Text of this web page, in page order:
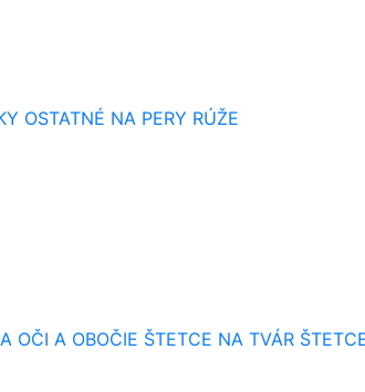
OSTATNÉ NA PERY RÚŽE
OČI A OBOČIE ŠTETCE NA TVÁR